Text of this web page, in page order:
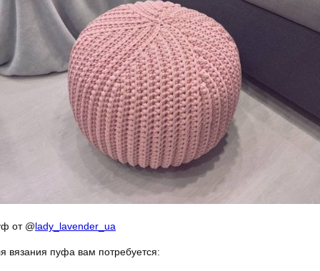
от @lady_lavender_ua
вязания пуфа вам потребуется: